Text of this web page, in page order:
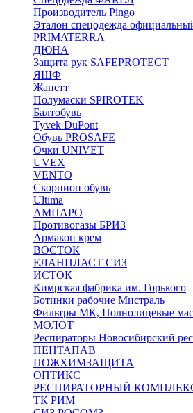
Производитель Pingo
Эталон спецодежда
PRIMATERRA
ДЮНА
Защита рук SAFEPROTECT
ЯШФ
Жанетт
Полумаски SPIROTEK
Балтобувь
Tyvek DuPont
Обувь PROSAFE
Очки UNIVET
UVEX
VENTO
Скорпион обувь
Ultima
АМПАРО
Противогазы БРИЗ
Армакон крем
ВОСТОК
ЕЛАНПЛАСТ СИЗ
ИСТОК
Кимрская фабрика им. Горького
Ботинки рабочие Мистраль
Фильтры МК, Полнолицевые
МОЛОТ
Респираторы Новосибирский
ПЕНТАПАВ
ПОЖХИМЗАЩИТА
ОПТИКС
РЕСПИРАТОРНЫЙ
ТК РИМ